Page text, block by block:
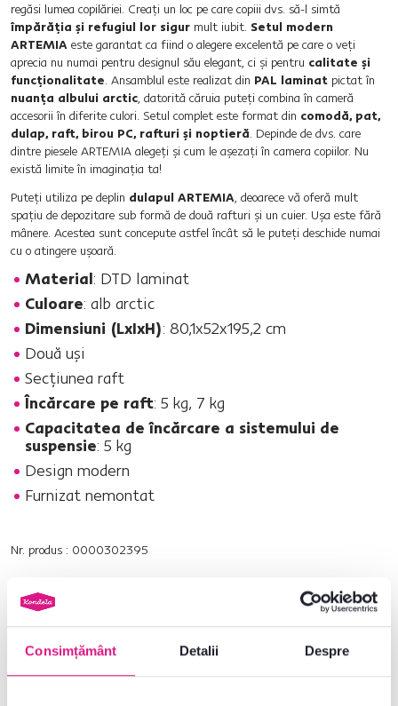
Consimțământ Detalii Despre
regăsi lumea copilăriei. Creaţi un loc pe care copiii dvs. să-l simtă
împărăţia şi refugiul lor sigur mult iubit. Setul modern
ARTEMIA este garantat ca fiind o alegere excelentă pe care o veţi
aprecia nu numai pentru designul său elegant, ci şi pentru calitate şi
funcţionalitate. Ansamblul este realizat din PAL laminat pictat în
nuanţa albului arctic, datorită căruia puteţi combina în cameră
accesorii în diferite culori. Setul complet este format din comodă, pat,
dulap, raft, birou PC, rafturi şi noptieră. Depinde de dvs. care
dintre piesele ARTEMIA alegeţi şi cum le aşezaţi în camera copiilor. Nu
există limite în imaginaţia ta!
Puteţi utiliza pe deplin dulapul ARTEMIA, deoarece vă oferă mult
spaţiu de depozitare sub formă de două rafturi şi un cuier. Uşa este fără
mânere. Acestea sunt concepute astfel încât să le puteţi deschide numai
cu o atingere uşoară.
Material: DTD laminat
Culoare: alb arctic
Dimensiuni (LxIxH): 80,1x52x195,2 cm
Două uşi
Secţiunea raft
Încărcare pe raft: 5 kg, 7 kg
Capacitatea de încărcare a sistemului de
suspensie: 5 kg
Design modern
Furnizat nemontat
Nr. produs : 0000302395
Parametri de bază
Dimensiuni și specificații